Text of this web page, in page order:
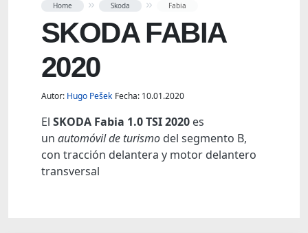
Home Skoda Fabia
SKODA FABIA
2020
Autor: Hugo Pešek Fecha: 10.01.2020
El SKODA Fabia 1.0 TSI 2020 es
un automóvil de turismo del segmento B,
con tracción delantera y motor delantero
transversal